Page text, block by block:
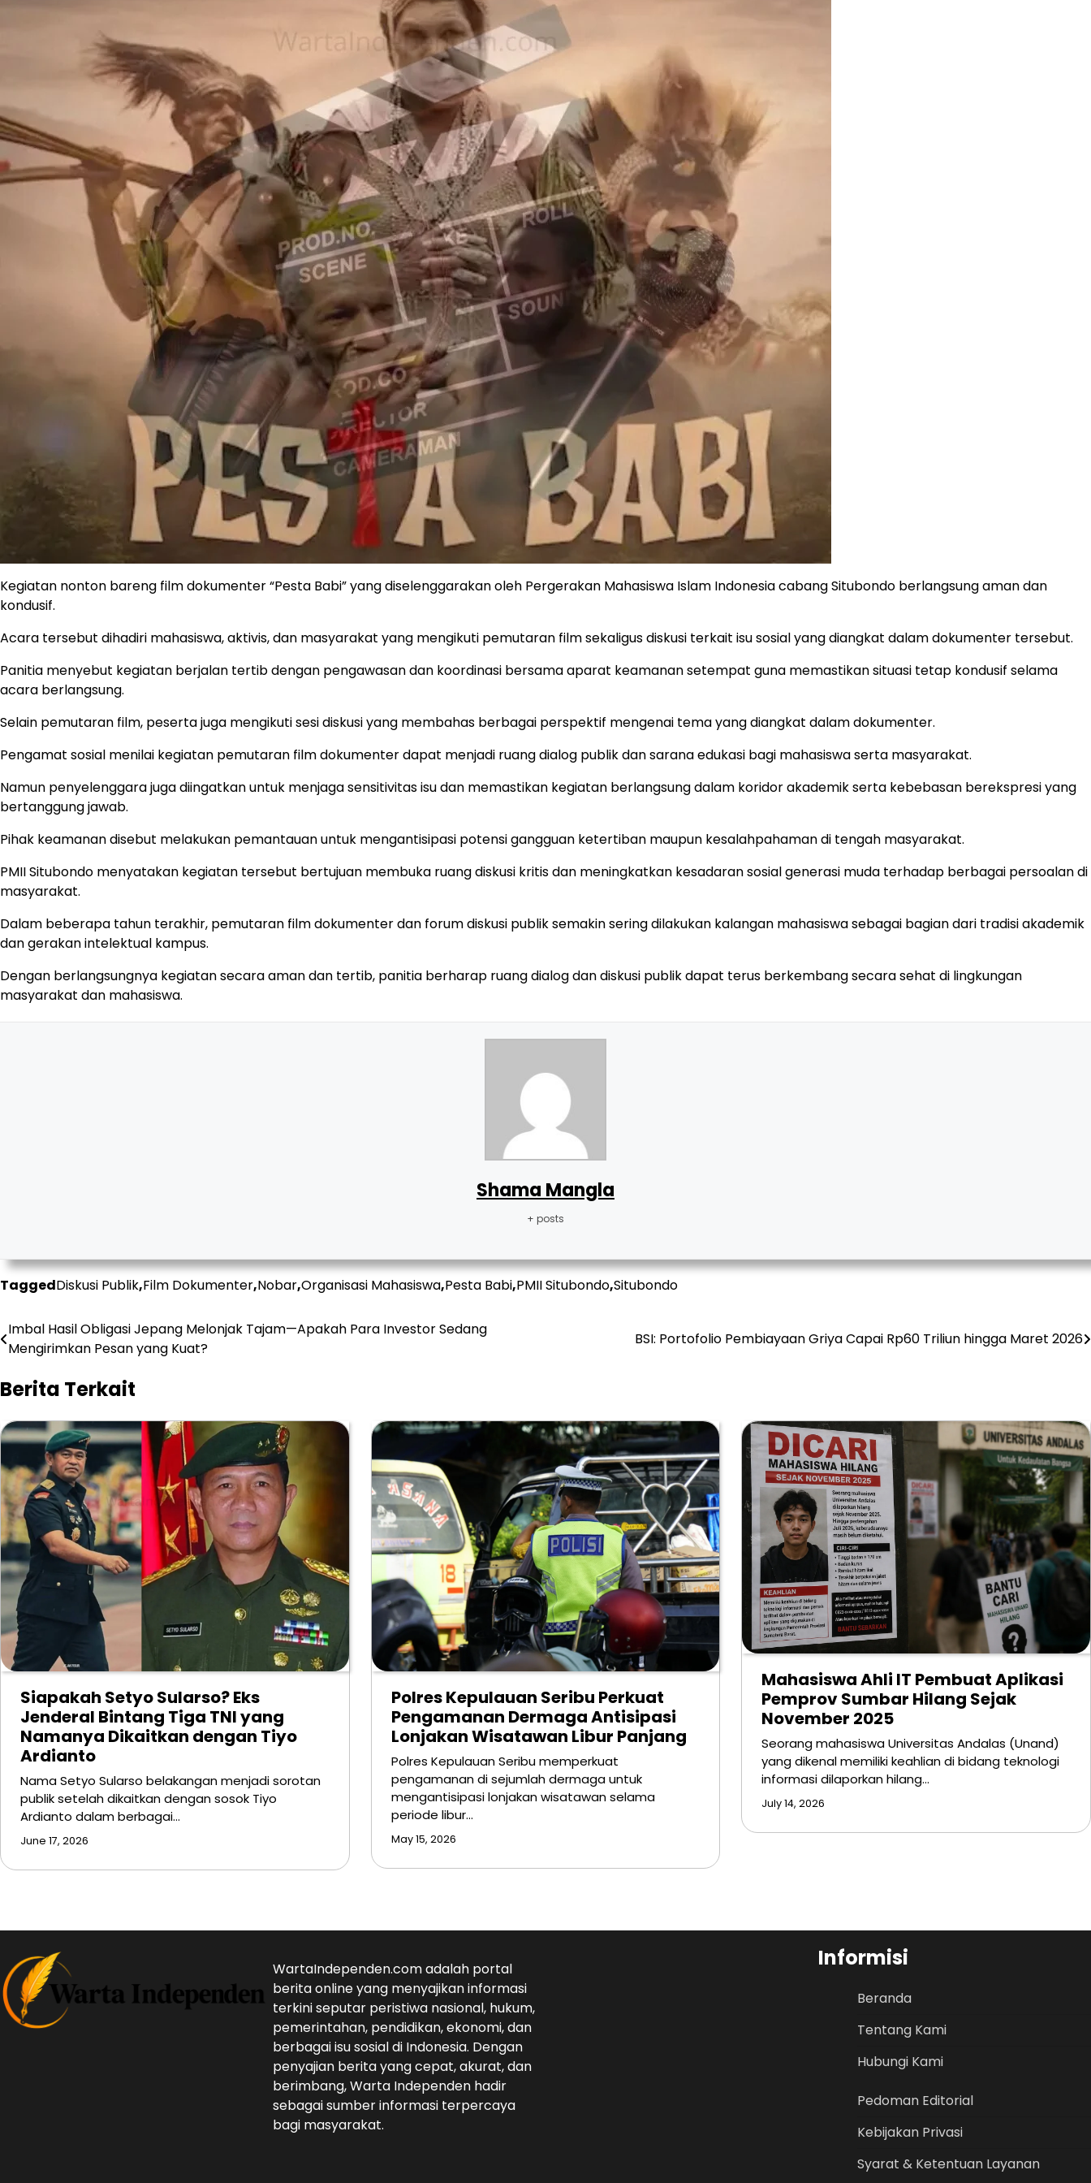
Kegiatan nonton bareng film dokumenter “Pesta Babi” yang diselenggarakan oleh Pergerakan Mahasiswa Islam Indonesia cabang Situbondo berlangsung aman dan
kondusif.
Acara tersebut dihadiri mahasiswa, aktivis, dan masyarakat yang mengikuti pemutaran film sekaligus diskusi terkait isu sosial yang diangkat dalam dokumenter tersebut.
Panitia menyebut kegiatan berjalan tertib dengan pengawasan dan koordinasi bersama aparat keamanan setempat guna memastikan situasi tetap kondusif selama
acara berlangsung.
Selain pemutaran film, peserta juga mengikuti sesi diskusi yang membahas berbagai perspektif mengenai tema yang diangkat dalam dokumenter.
Pengamat sosial menilai kegiatan pemutaran film dokumenter dapat menjadi ruang dialog publik dan sarana edukasi bagi mahasiswa serta masyarakat.
Namun penyelenggara juga diingatkan untuk menjaga sensitivitas isu dan memastikan kegiatan berlangsung dalam koridor akademik serta kebebasan berekspresi yang
bertanggung jawab.
Pihak keamanan disebut melakukan pemantauan untuk mengantisipasi potensi gangguan ketertiban maupun kesalahpahaman di tengah masyarakat.
PMII Situbondo menyatakan kegiatan tersebut bertujuan membuka ruang diskusi kritis dan meningkatkan kesadaran sosial generasi muda terhadap berbagai persoalan di
masyarakat.
Dalam beberapa tahun terakhir, pemutaran film dokumenter dan forum diskusi publik semakin sering dilakukan kalangan mahasiswa sebagai bagian dari tradisi akademik
dan gerakan intelektual kampus.
Dengan berlangsungnya kegiatan secara aman dan tertib, panitia berharap ruang dialog dan diskusi publik dapat terus berkembang secara sehat di lingkungan
masyarakat dan mahasiswa.
Shama Mangla
+ posts
TaggedDiskusi Publik,Film Dokumenter,Nobar,Organisasi Mahasiswa,Pesta Babi,PMII Situbondo,Situbondo
Post
navigation
Imbal Hasil Obligasi Jepang Melonjak Tajam—Apakah Para Investor Sedang
Mengirimkan Pesan yang Kuat?
BSI: Portofolio Pembiayaan Griya Capai Rp60 Triliun hingga Maret 2026
Berita Terkait
Siapakah Setyo Sularso? Eks
Jenderal Bintang Tiga TNI yang
Namanya Dikaitkan dengan Tiyo
Ardianto
Nama Setyo Sularso belakangan menjadi sorotan
publik setelah dikaitkan dengan sosok Tiyo
Ardianto dalam berbagai…
June 17, 2026
Polres Kepulauan Seribu Perkuat
Pengamanan Dermaga Antisipasi
Lonjakan Wisatawan Libur Panjang
Polres Kepulauan Seribu memperkuat
pengamanan di sejumlah dermaga untuk
mengantisipasi lonjakan wisatawan selama
periode libur…
May 15, 2026
Mahasiswa Ahli IT Pembuat Aplikasi
Pemprov Sumbar Hilang Sejak
November 2025
Seorang mahasiswa Universitas Andalas (Unand)
yang dikenal memiliki keahlian di bidang teknologi
informasi dilaporkan hilang…
July 14, 2026
WartaIndependen.com adalah portal
berita online yang menyajikan informasi
terkini seputar peristiwa nasional, hukum,
pemerintahan, pendidikan, ekonomi, dan
berbagai isu sosial di Indonesia. Dengan
penyajian berita yang cepat, akurat, dan
berimbang, Warta Independen hadir
sebagai sumber informasi terpercaya
bagi masyarakat.
Informisi
Beranda
Tentang Kami
Hubungi Kami
Pedoman Editorial
Kebijakan Privasi
Syarat & Ketentuan Layanan